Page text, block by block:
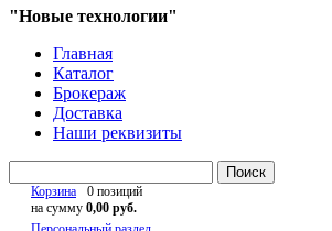
"Новые технологии"
Главная
Каталог
Брокераж
Доставка
Наши реквизиты
Поиск
Корзина
0 позиций
на сумму 0,00 руб.